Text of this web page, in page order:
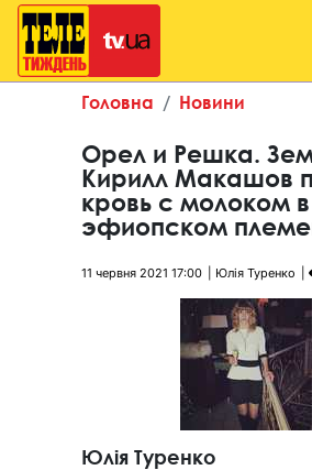
Головна Новини
Орел и Решка.
Кирилл Макашов
кровь с молоком в
эфиопском
11 червня 2021 17:00 Юлія Туренко
Юлія Туренко